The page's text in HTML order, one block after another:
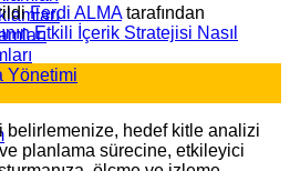
Yönetimi
Ferdi ALMAtarafından
belirlemenize, hedef kitle analizi
planlama sürecine, etkileyici